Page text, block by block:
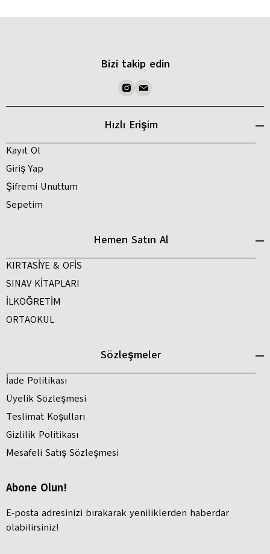
Bizi takip edin
Hızlı Erişim
Kayıt Ol
Giriş Yap
Şifremi Unuttum
Sepetim
Hemen Satın Al
KIRTASİYE & OFİS
SINAV KİTAPLARI
İLKÖĞRETİM
ORTAOKUL
Sözleşmeler
İade Politikası
Üyelik Sözleşmesi
Teslimat Koşulları
Gizlilik Politikası
Mesafeli Satış Sözleşmesi
Abone Olun!
E-posta adresinizi bırakarak yeniliklerden haberdar
olabilirsiniz!